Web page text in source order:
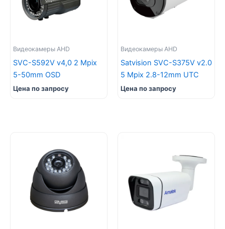
Видеокамеры AHD
SVC-S592V v4,0 2 Mpix
5-50mm OSD
Цена по запросу
Видеокамеры AHD
Satvision SVC-S375V v2.0
5 Mpix 2.8-12mm UTC
Цена по запросу